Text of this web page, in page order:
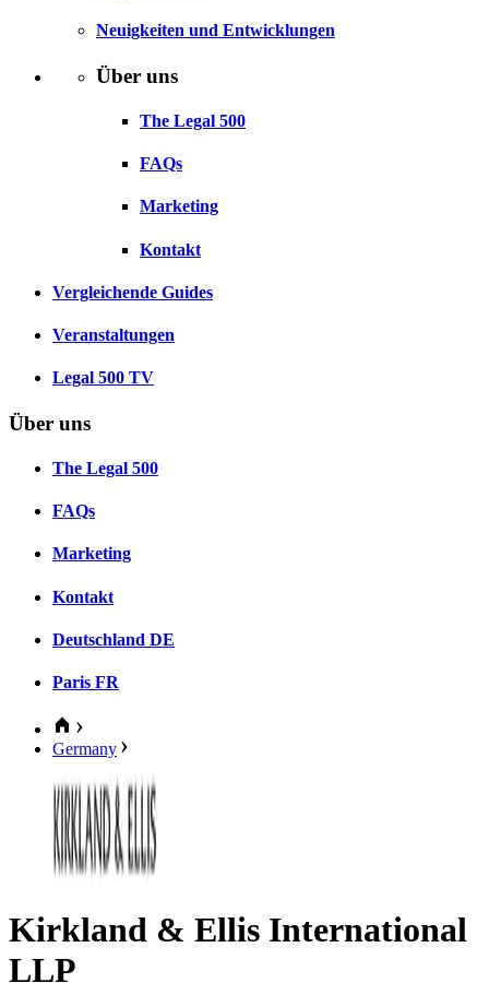
Neuigkeiten und Entwicklungen
Über uns
The Legal 500
FAQs
Marketing
Kontakt
Vergleichende Guides
Veranstaltungen
Legal 500 TV
Über uns
The Legal 500
FAQs
Marketing
Kontakt
Deutschland DE
Paris FR
Germany
Kirkland & Ellis International
LLP